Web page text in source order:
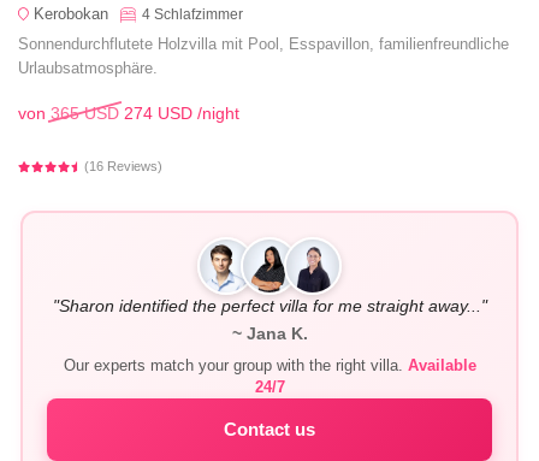
Kerobokan 4 Schlafzimmer
Sonnendurchflutete Holzvilla mit Pool, Esspavillon, familienfreundliche
Urlaubsatmosphäre.
von 365 USD 274 USD /night
(16 Reviews)
"Sharon identified the perfect villa for me straight away..."
~ Jana K.
Our experts match your group with the right villa. Available
24/7
Contact us